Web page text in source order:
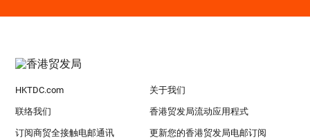
HKTDC.com 关于我们
联络我们 香港贸发局流动应用程式
订阅商贸全接触电邮通讯 更新您的香港贸发局电邮订阅